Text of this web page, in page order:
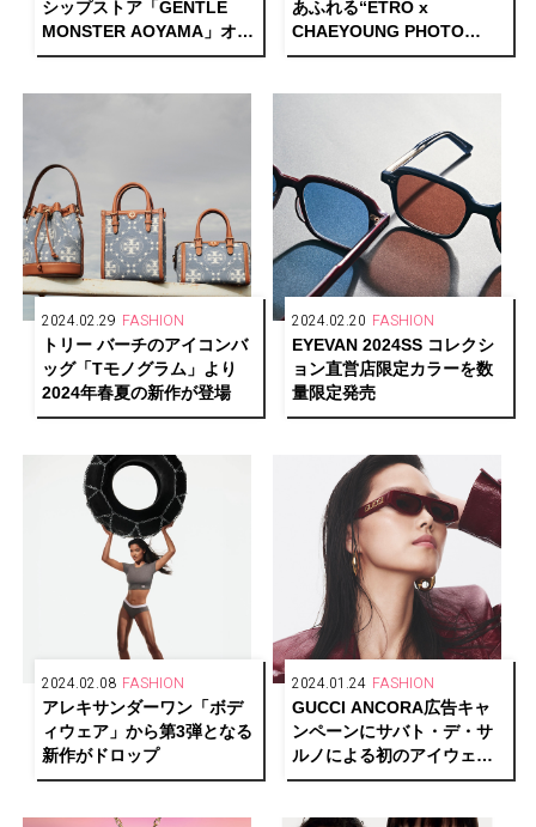
シップストア「GENTLE
MONSTER AOYAMA」オー
プン記念に来日
あふれる“ETRO x
CHAEYOUNG PHOTO
GALLERY”開催
2024.02.29 FASHION
トリー バーチのアイコンバ
ッグ「Tモノグラム」より
2024年春夏の新作が登場
2024.02.20 FASHION
EYEVAN 2024SS コレクシ
ョン直営店限定カラーを数
量限定発売
2024.02.08 FASHION
アレキサンダーワン「ボデ
ィウェア」から第3弾となる
新作がドロップ
2024.01.24 FASHION
GUCCI ANCORA広告キャ
ンペーンにサバト・デ・サ
ルノによる初のアイウェア
が登場